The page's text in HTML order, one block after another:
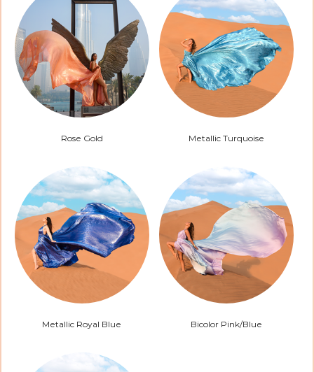
Rose Gold Metallic Turquoise
Metallic Royal Blue Bicolor Pink/Blue